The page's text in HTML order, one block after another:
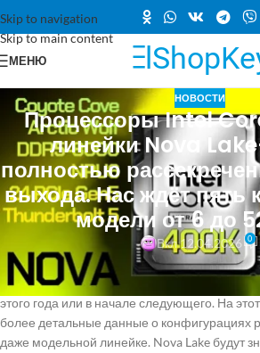
Skip to navigation
Skip to main content
МЕНЮ
НОВОСТИ
Процессоры Intel
линейки Nova
полностью
выхода. Нас ждёт пять
модели от 6 до
Вкл 12.04.2026 0
Ресурс Videocardz получил эксклюзивную
процессорах Intel Nova Lake-S, которые
этого года или в начале следующего. На
более детальные данные о конфигурациях
даже модельной линейке. Nova Lake будут